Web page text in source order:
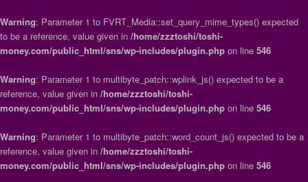
Warning: Parameter 1 to FVRT_Media::set_query_mime_types() expected
to be a reference, value given in /home/zzztoshi/toshi-
money.com/public_html/sns/wp-includes/plugin.php on line 546
Warning: Parameter 1 to multibyte_patch::wplink_js() expected to be a
reference, value given in /home/zzztoshi/toshi-
money.com/public_html/sns/wp-includes/plugin.php on line 546
Warning: Parameter 1 to multibyte_patch::word_count_js() expected to be a
reference, value given in /home/zzztoshi/toshi-
money.com/public_html/sns/wp-includes/plugin.php on line 546